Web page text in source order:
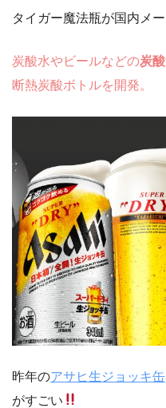
タイガー魔法瓶が国内メ
炭酸水やビールなどの炭
断熱炭酸ボトルを開発。
昨年のアサヒ生ジョッキ缶
がすごい